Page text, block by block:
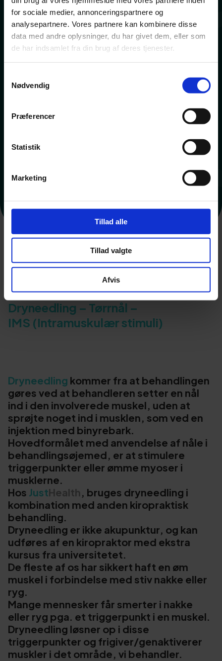
for sociale medier, annonceringspartnere og
analysepartnere. Vores partnere kan kombinere disse
data med andre oplysninger, du har givet dem, eller som
de har indsamlet fra din brug af deres tjenester.
Nødvendig
Præferencer
Statistik
Marketing
Tillad alle
Tillad valgte
Afvis
Dryneedling – Tørrnål –
IMS (Intramuskulær stimuli)
Dryneedling kommer fra at behandlingen
gøres ved at behandleren setter en nål
ind i den involverede muskel, uden at
sprøjte noget ind i musklen, som ved en
injektion med binyrebark.
Hovedformålet med anvendelse af nåle i
behandlingsøjemed, er at stimulere
triggerpunkter eller ømme myoser i
musklerne.
Hos JustHealth , bruges dryneedling i
kombination med anden kiropraktisk
behandling.
Dryneedling er ikke akupunktur, og kan
udføres af en kiropraktor med ekstra
kursus fra universitetet.
De fleste af os har sikkert haft en øm
muskel i forbindelse med stiv nakke eller
ryg.
Mange mennesker får smerter i nakke
eller ryg pga. et triggerpunkt i en muskel.
Dryneedling løsner op i disse
triggerpunkter og frigiver/genaktiverer
muskler i det område, vi behandler.